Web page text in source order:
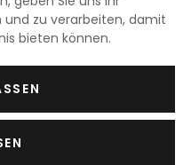
des
Haarglätter greifen, aber
gesunden Look und
Hitzeschutz.
Sonnenkosmetik. Reihen
können Sie sich auch
und zu verarbeiten, damit
bieten können.